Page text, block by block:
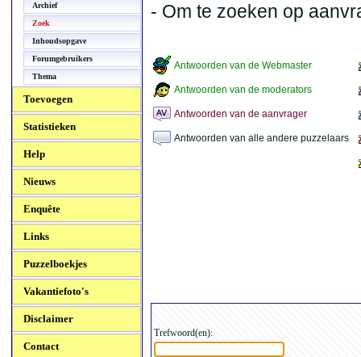
Archief
Zoek
Inhoudsopgave
Forumgebruikers
Thema
Toevoegen
Statistieken
Help
Nieuws
Enquête
Links
Puzzelboekjes
Vakantiefoto's
Disclaimer
Contact
- Om te zoeken op
Antwoorden van de Webmaster
Antwoorden van de moderators
Antwoorden van de aanvrager
Antwoorden van alle andere puzzelaars
Trefwoord(en):